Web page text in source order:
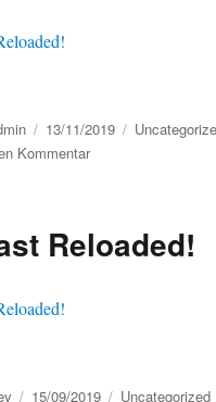
Veröffentlicht
am
13/11/2019 Kategorien
Kommentarzu
Reloaded!
Veröffentlicht
15/09/2019 Kategorien
Uncategorized